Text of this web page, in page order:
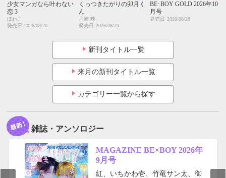
少女マンガなら叶わない
恋 3
ほわこ
発売日
2026/08/20
くっつきたがりの卯月く
ん
戸崎 映
発売日
2026/08/20
BE･BOY GOLD 2026年10
月号
発売日 2026/08/28
新刊タイトル一覧
来月の新刊タイトル一覧
カテゴリー一覧から探す
雑誌・アンソロジー
MAGAZINE BE×BOY 2026年
9月号
紅、いちかわ壱、竹竜サン太、御